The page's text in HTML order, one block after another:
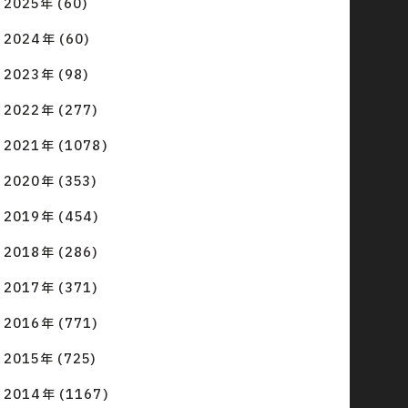
2025年 (60)
2024年 (60)
2023年 (98)
2022年 (277)
2021年 (1078)
2020年 (353)
2019年 (454)
2018年 (286)
2017年 (371)
2016年 (771)
2015年 (725)
2014年 (1167)